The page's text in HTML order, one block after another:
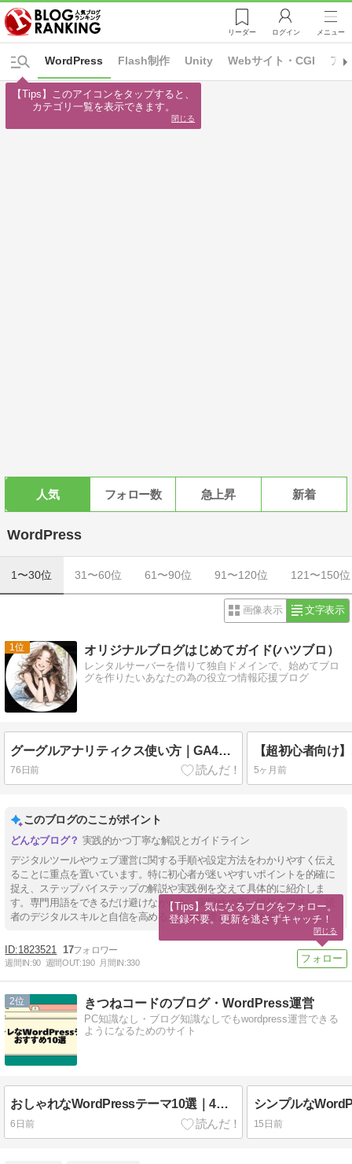
リーダー ログイン メニュー
Flash制作 Unity Webサイト・CGI
WordPress ア
人気 フォロー数 急上昇 新着
WordPress
1〜30位 31〜60位 61〜90位 91〜120位 121〜150位
画像表示 文字表示
1 オリジナルブログはじめてガイド(ハツブロ）
レンタルサーバーを借りて独自ドメインで、始めてブロ
グを作りたいあなたの為の役立つ情報応援ブログ
グーグルアナリティクス使い方｜GA4を初心者向けにやさしく解説
76日前 5ヶ月前
このブログのここがポイント
実践的かつ丁寧な解説とガイドライン
デジタルツールやウェブ運営に関する手順や設定方法をわかりやすく伝え
ることに重点を置いています。特に初心者が迷いやすいポイントを的確に
捉え、ステップバイステップの解説や実践例を交えて具体的に紹介しま
す。専門用語をできるだけ避けながらも、実用性の高い情報を提供し、読
者のデジタルスキルと自信を高めることを目標としています。
1823521 17
週間IN:90 週間OUT:190 月間IN:330
2 きつねコードのブログ・WordPress運営
PC知識なし・ブログ知識なしでもwordpress運営できる
ようになるためのサイト
おしゃれなWordPressテーマ10選｜4つのテイスト別に厳選
6日前 15日前
【Tips】このアイコンをタップすると、
カテゴリ一覧を表示できます。
閉じる
【Tips】気になるブログをフォロー。
登録不要。更新を逃さずキャッチ！
閉じる